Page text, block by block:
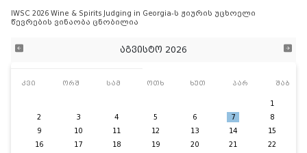
IWSC 2026 Wine & Spirits Judging in Georgia-ს ჟიურის უცხოელი
წევრების ვინაობა ცნობილია
აგვისტო 2026
კვი ორშ სამ ოთხ ხუთ პარ შაბ
1
2
3 4 5 6 7
8
9
10 11 12 13 14
15
16
17 18 19 20 21
22